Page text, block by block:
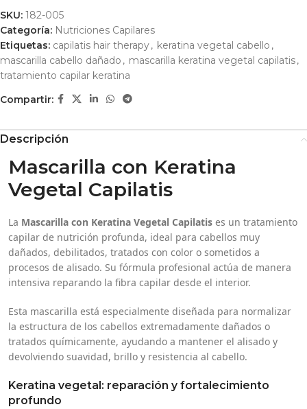
SKU: 182-005
Categoría: Nutriciones Capilares
Etiquetas: capilatis hair therapy, keratina vegetal cabello ,
mascarilla cabello dañado , mascarilla keratina vegetal capilatis,
tratamiento capilar keratina
Compartir:
Descripción
Mascarilla con Keratina
Vegetal Capilatis
La Mascarilla con Keratina Vegetal Capilatis es un tratamiento
capilar de nutrición profunda, ideal para cabellos muy
dañados, debilitados, tratados con color o sometidos a
procesos de alisado. Su fórmula profesional actúa de manera
intensiva reparando la fibra capilar desde el interior.
Esta mascarilla está especialmente diseñada para normalizar
la estructura de los cabellos extremadamente dañados o
tratados químicamente, ayudando a mantener el alisado y
devolviendo suavidad, brillo y resistencia al cabello.
Keratina vegetal: reparación y fortalecimiento
profundo